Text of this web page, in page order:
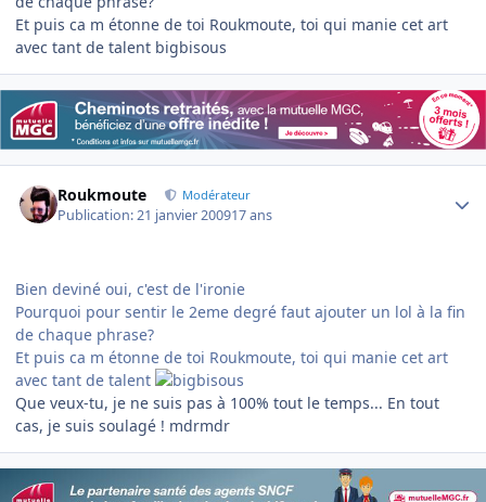
Et puis ca m étonne de toi Roukmoute, toi qui manie cet art
avec tant de talent bigbisous
Roukmoute Modérateur
Publication:21 janvier 200917 ans
Bien deviné oui, c'est de l'ironie
Pourquoi pour sentir le 2eme degré faut ajouter un lol à la fin
de chaque phrase?
Et puis ca m étonne de toi Roukmoute, toi qui manie cet art
avec tant de talent
Que veux-tu, je ne suis pas à 100% tout le temps... En tout
cas, je suis soulagé ! mdrmdr